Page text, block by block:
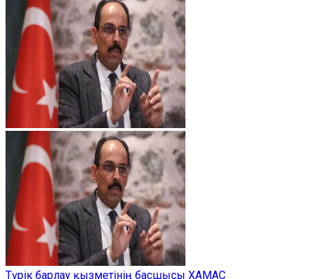
Түрік барлау қызметінің басшысы ХАМАС